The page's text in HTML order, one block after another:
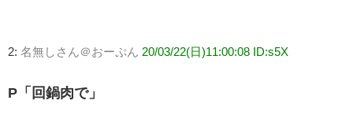
2: 名無しさん＠おーぷん 20/03/22(日)11:00:08 ID:s5X
P「回鍋肉で」